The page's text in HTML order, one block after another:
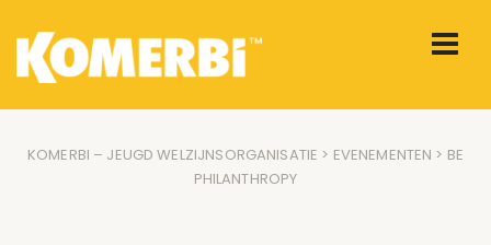
KOMERBI – JEUGD WELZIJNSORGANISATIE > EVENEMENTEN > BE
PHILANTHROPY